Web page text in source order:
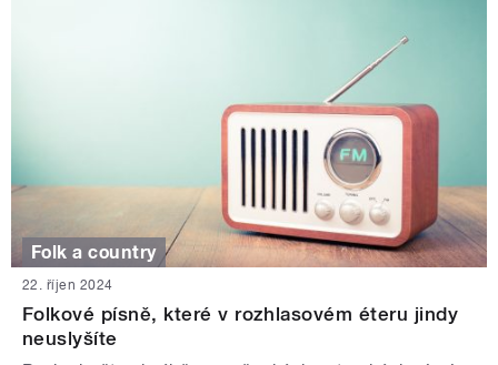
Folk a country
22. říjen 2024
Folkové písně, které v rozhlasovém éteru jindy
neuslyšíte